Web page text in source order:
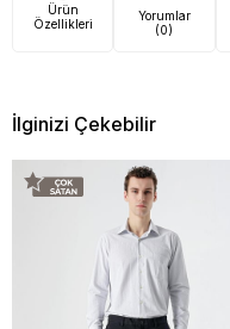
Ürün
Özellikleri
Yorumlar
(0)
İlginizi Çekebilir